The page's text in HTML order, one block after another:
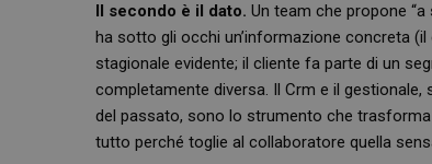
Il secondo è il dato. Un team che propone
ha sotto gli occhi un’informazione concreta
stagionale evidente; il cliente fa parte di un
completamente diversa. Il Crm e il
del passato, sono lo strumento che
tutto perché toglie al collaboratore quella_ga